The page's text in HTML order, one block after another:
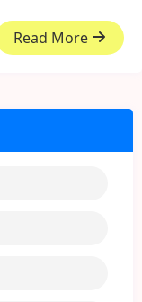
Read More